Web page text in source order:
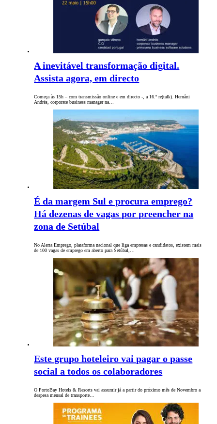
A inevitável transformação digital.
Assista agora, em directo
Começa às 15h – com transmissão online e em directo -, a 16.ª re(talk). Hernâni
Andrés, corporate business manager na…
É da margem Sul e procura emprego?
Há dezenas de vagas por preencher na
zona de Setúbal
No Alerta Emprego, plataforma nacional que liga empresas e candidatos, existem mais
de 100 vagas de emprego em aberto para Setúbal,…
Este grupo hoteleiro vai pagar o passe
social a todos os colaboradores
O PortoBay Hotels & Resorts vai assumir já a partir do próximo mês de Novembro a
despesa mensal de transporte…